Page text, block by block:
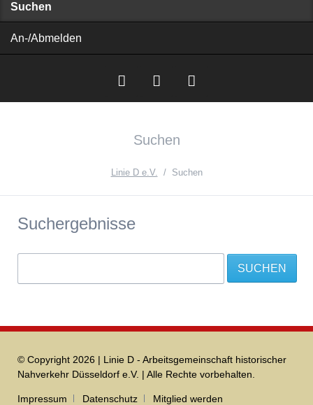
Suchen
An-/Abmelden
InstagramFacebookEnglish
deutschen
Suchen
Linie D e.V. Suchen
Suchergebnisse
SUCHEN
© Copyright 2026 | Linie D - Arbeitsgemeinschaft historischer
Nahverkehr Düsseldorf e.V. | Alle Rechte vorbehalten.
Navigation
Impressum Datenschutz Mitglied werden